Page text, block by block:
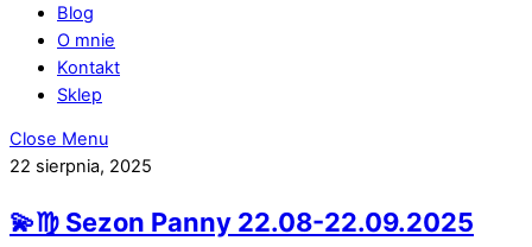
Blog
O mnie
Kontakt
Sklep
Close Menu
22 sierpnia, 2025
💫♍️ Sezon Panny 22.08-22.09.2025